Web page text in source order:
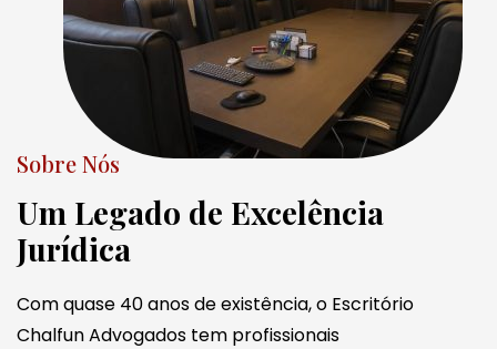
Sobre Nós
Um Legado de Excelência
Jurídica
Com quase 40 anos de existência, o Escritório
Chalfun Advogados tem profissionais